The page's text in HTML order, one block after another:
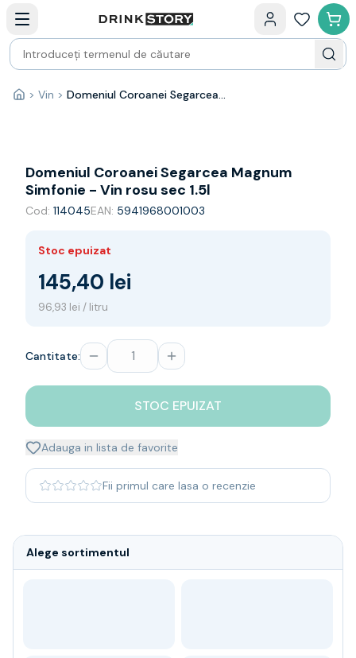
Bauturi fine — selectie
Produse Noi
Cosuri cadou
Pachete & Cadouri
Vin
Franta
Spania
Africa de Sud
Germania
Noua Zeelanda
Spumante
Sampanie
Single malt
Japanese
Bourbon
Blanded Japanese
Canadian
Rom
Vodka
Acasă
> Vin > Domeniul Coroanei Segarcea Magnum Simfonie - Vin rosu sec 1.5l
Domeniul Coroanei Segarcea Magnum
Simfonie - Vin rosu sec 1.5l
Cod: 114045EAN: 5941968001003
Stoc epuizat
145,40 lei
96,93 lei / litru
Cantitate:
STOC EPUIZAT
Adauga in lista de favorite
Fii primul care lasa o recenzie
Alege sortimentul